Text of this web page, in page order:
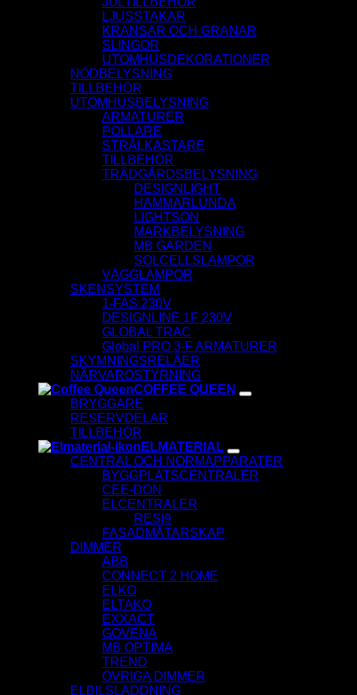
LJUSSTAKAR
KRANSAR OCH GRANAR
SLINGOR
UTOMHUSDEKORATIONER
NÖDBELYSNING
TILLBEHÖR
UTOMHUSBELYSNING
ARMATURER
POLLARE
STRÅLKASTARE
TILLBEHÖR
TRÄDGÅRDSBELYSNING
DESIGNLIGHT
HAMMARLUNDA
LIGHTSON
MARKBELYSNING
MB GARDEN
SOLCELLSLAMPOR
VÄGGLAMPOR
SKENSYSTEM
1-FAS 230V
DESIGNLINE 1F 230V
GLOBAL TRAC
Global PRO 3-F ARMATURER
SKYMNINGSRELÄER
NÄRVAROSTYRNING
COFFEE QUEEN
BRYGGARE
RESERVDELAR
TILLBEHÖR
ELMATERIAL
CENTRAL OCH NORMAPPARATER
BYGGPLATSCENTRALER
CEE-DON
ELCENTRALER
RESI9
FASADMÄTARSKAP
DIMMER
ABB
CONNECT 2 HOME
ELKO
ELTAKO
EXXACT
GOVENA
MB OPTIMA
TREND
ÖVRIGA DIMMER
ELBILSLADDNING